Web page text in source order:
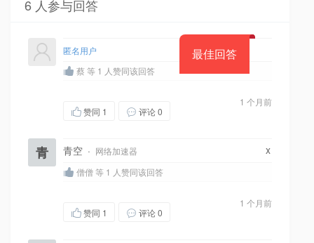
6 人参与回答
最佳回答
匿名用户
蔡 等 1 人赞同该回答
1 个月前
赞同 1 评论 0
青 青空 · 网络加速器 x
僧僧 等 1 人赞同该回答
1 个月前
赞同 1 评论 0